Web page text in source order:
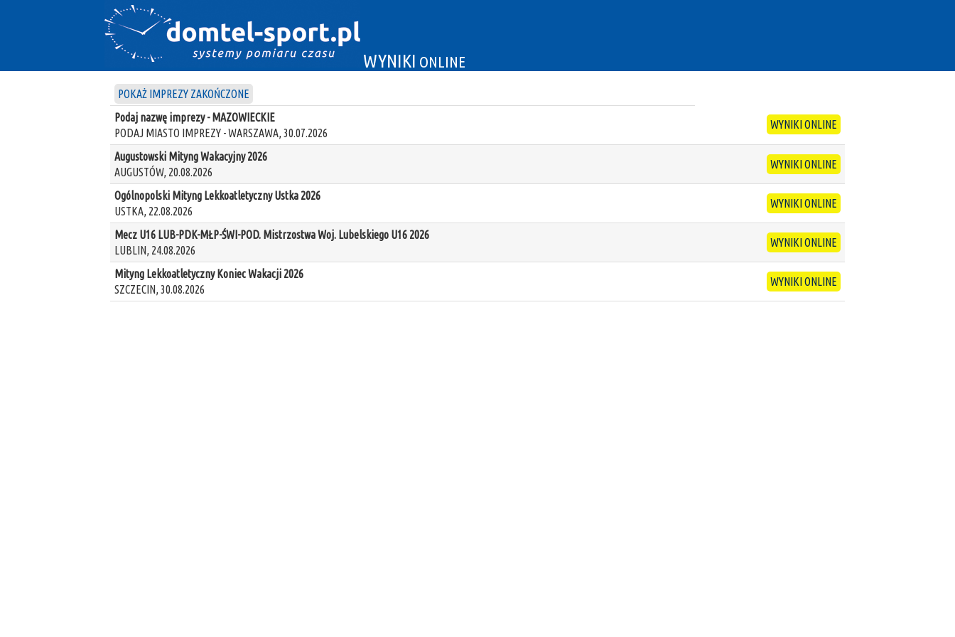
WYNIKI ONLINE
POKAŻ IMPREZY ZAKOŃCZONE
Podaj nazwę imprezy - MAZOWIECKIE
PODAJ MIASTO IMPREZY - WARSZAWA, 30.07.2026
WYNIKI ONLINE
Augustowski Mityng Wakacyjny 2026
AUGUSTÓW, 20.08.2026
WYNIKI ONLINE
Ogólnopolski Mityng Lekkoatletyczny Ustka 2026
USTKA, 22.08.2026
WYNIKI ONLINE
Mecz U16 LUB-PDK-MŁP-ŚWI-POD. Mistrzostwa Woj. Lubelskiego U16 2026
LUBLIN, 24.08.2026
WYNIKI ONLINE
Mityng Lekkoatletyczny Koniec Wakacji 2026
SZCZECIN, 30.08.2026
WYNIKI ONLINE